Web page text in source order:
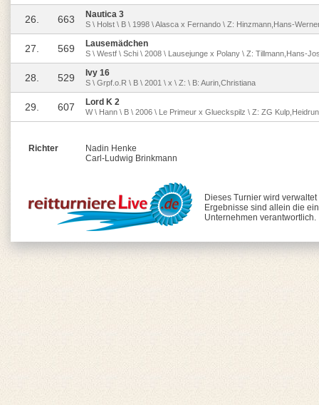
26. 663 Nautica 3
S \ Holst \ B \ 1998 \ Alasca x Fernando \ Z: Hinzmann,Hans-
27. 569 Lausemädchen
S \ Westf \ Schi \ 2008 \ Lausejunge x Polany \ Z: Tillmann,Hans-
28. 529 Ivy 16
S \ Grpf.o.R \ B \ 2001 \ x \ Z: \ B: Aurin,Christiana
29. 607 Lord K 2
W \ Hann \ B \ 2006 \ Le Primeur x Glueckspilz \ Z: ZG
Richter
Nadin Henke
Carl-Ludwig Brinkmann
Dieses Turnier wird
Ergebnisse sind allein die
Unternehmen verantwortlich.